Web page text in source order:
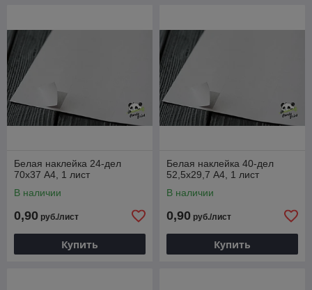
Белая наклейка 24-дел
70х37 А4, 1 лист
В наличии
0,90 руб./лист
Купить
Белая наклейка 40-дел
52,5х29,7 А4, 1 лист
В наличии
0,90 руб./лист
Купить